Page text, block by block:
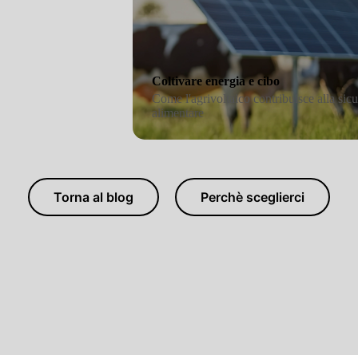
Coltivare energia e cibo
Come l'agrivoltaico
alimentare
Torna al blog Perchè sceglierci